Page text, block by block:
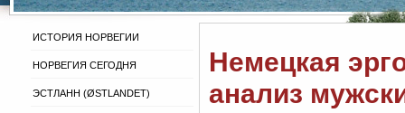
ИСТОРИЯ НОРВЕГИИ
НОРВЕГИЯ СЕГОДНЯ
ЭСТЛАНН (ØSTLANDET)
Немецкая
анализ